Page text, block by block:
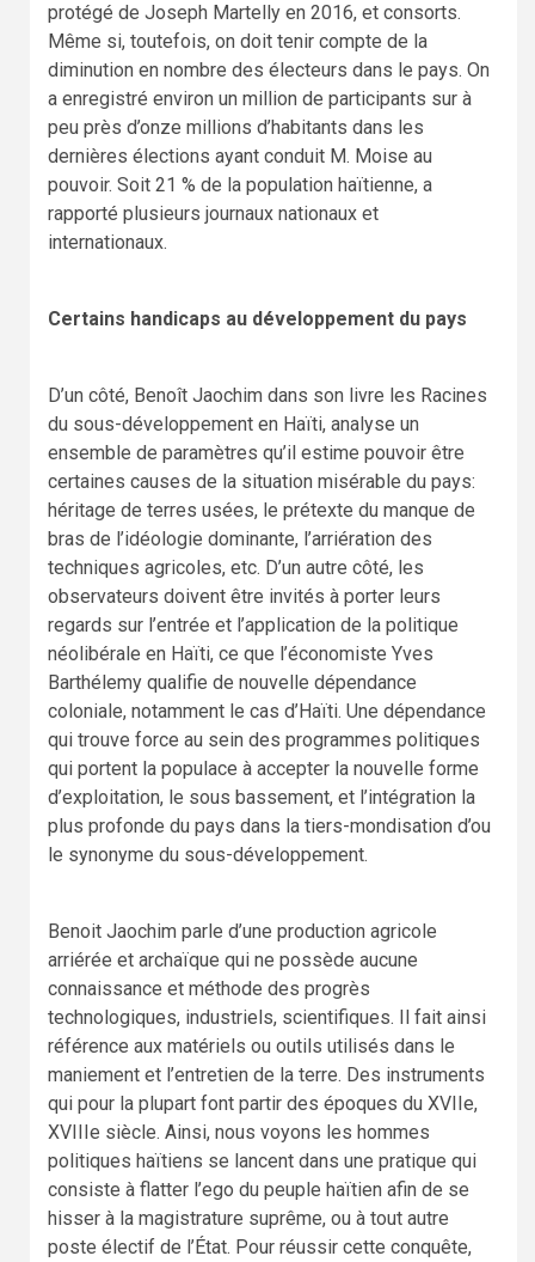
protégé de Joseph Martelly en 2016, et consorts.
Même si, toutefois, on doit tenir compte de la
diminution en nombre des électeurs dans le pays. On
a enregistré environ un million de participants sur à
peu près d’onze millions d’habitants dans les
dernières élections ayant conduit M. Moise au
pouvoir. Soit 21 % de la population haïtienne, a
rapporté plusieurs journaux nationaux et
internationaux.
Certains handicaps au développement du pays
D’un côté, Benoît Jaochim dans son livre les Racines
du sous-développement en Haïti, analyse un
ensemble de paramètres qu’il estime pouvoir être
certaines causes de la situation misérable du pays:
héritage de terres usées, le prétexte du manque de
bras de l’idéologie dominante, l’arriération des
techniques agricoles, etc. D’un autre côté, les
observateurs doivent être invités à porter leurs
regards sur l’entrée et l’application de la politique
néolibérale en Haïti, ce que l’économiste Yves
Barthélemy qualifie de nouvelle dépendance
coloniale, notamment le cas d’Haïti. Une dépendance
qui trouve force au sein des programmes politiques
qui portent la populace à accepter la nouvelle forme
d’exploitation, le sous bassement, et l’intégration la
plus profonde du pays dans la tiers-mondisation d’ou
le synonyme du sous-développement.
Benoit Jaochim parle d’une production agricole
arriérée et archaïque qui ne possède aucune
connaissance et méthode des progrès
technologiques, industriels, scientifiques. Il fait ainsi
référence aux matériels ou outils utilisés dans le
maniement et l’entretien de la terre. Des instruments
qui pour la plupart font partir des époques du XVIIe,
XVIIIe siècle. Ainsi, nous voyons les hommes
politiques haïtiens se lancent dans une pratique qui
consiste à flatter l’ego du peuple haïtien afin de se
hisser à la magistrature suprême, ou à tout autre
poste électif de l’État. Pour réussir cette conquête,